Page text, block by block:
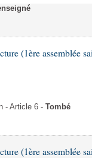
(1ère assemblée
- Article 6 - Tombé
(1ère assemblée